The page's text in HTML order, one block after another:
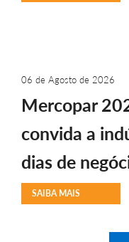
06 de Agosto de 2026
Mercopar
convida a
dias de
SAIBA MAIS